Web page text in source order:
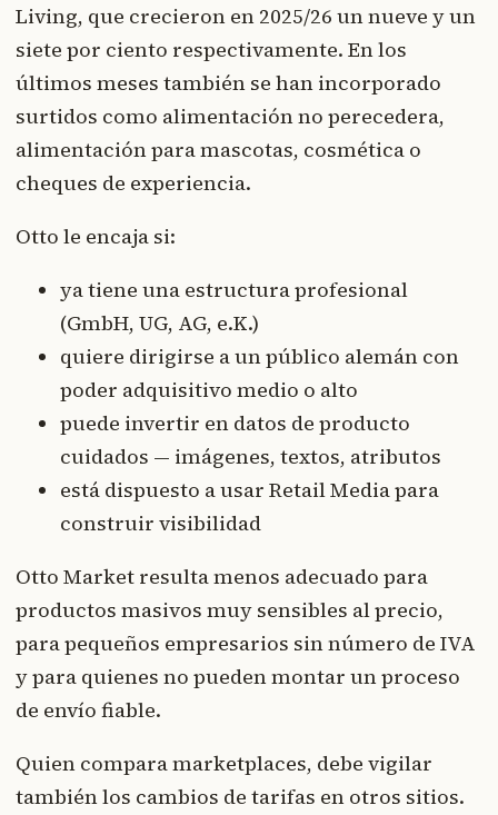
Living, que crecieron en 2025/26 un nueve y un
siete por ciento respectivamente. En los
últimos meses también se han incorporado
surtidos como alimentación no perecedera,
alimentación para mascotas, cosmética o
cheques de experiencia.
Otto le encaja si:
ya tiene una estructura profesional
(GmbH, UG, AG, e.K.)
quiere dirigirse a un público alemán con
poder adquisitivo medio o alto
puede invertir en datos de producto
cuidados — imágenes, textos, atributos
está dispuesto a usar Retail Media para
construir visibilidad
Otto Market resulta menos adecuado para
productos masivos muy sensibles al precio,
para pequeños empresarios sin número de IVA
y para quienes no pueden montar un proceso
de envío fiable.
Quien compara marketplaces, debe vigilar
también los cambios de tarifas en otros sitios.